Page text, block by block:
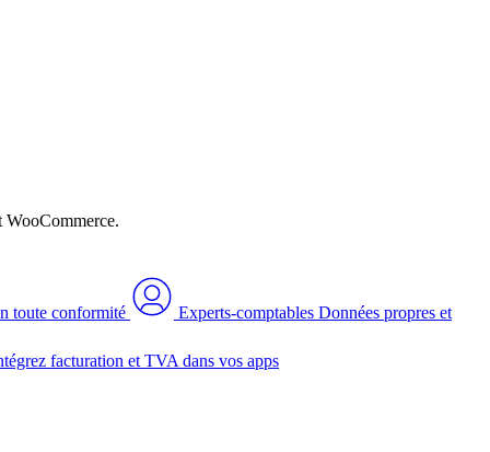
WooCommerce.
toute conformité Experts-comptables Données propres et
facturation et TVA dans vos apps